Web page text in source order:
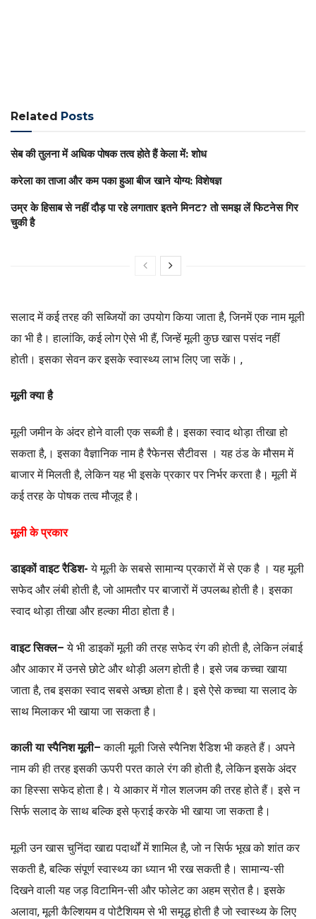
Related Posts
सेब की तुलना में अधिक पोषक तत्व होते हैं केला में: शोध
करेला का ताजा और कम पका हुआ बीज खाने योग्य: विशेषज्ञ
उम्र के हिसाब से नहीं दौड़ पा रहे लगातार इतने मिनट? तो समझ लें फिटनेस गिर
चुकी है
सलाद में कई तरह की सब्जियों का उपयोग किया जाता है, जिनमें एक नाम मूली
का भी है। हालांकि, कई लोग ऐसे भी हैं, जिन्हें मूली कुछ खास पसंद नहीं
होती। इसका सेवन कर इसके स्वास्थ्य लाभ लिए जा सकें। ,
मूली क्या है
मूली जमीन के अंदर होने वाली एक सब्जी है। इसका स्वाद थोड़ा तीखा हो
सकता है,। इसका वैज्ञानिक नाम है रैफेनस सैटीवस । यह ठंड के मौसम में
बाजार में मिलती है, लेकिन यह भी इसके प्रकार पर निर्भर करता है। मूली में
कई तरह के पोषक तत्व मौजूद है।
मूली के प्रकार
डाइकों वाइट रैडिश-ये मूली के सबसे सामान्य प्रकारों में से एक है । यह मूली
सफेद और लंबी होती है, जो आमतौर पर बाजारों में उपलब्ध होती है। इसका
स्वाद थोड़ा तीखा और हल्का मीठा होता है।
वाइट सिक्ल–ये भी डाइकों मूली की तरह सफेद रंग की होती है, लेकिन लंबाई
और आकार में उनसे छोटे और थोड़ी अलग होती है। इसे जब कच्चा खाया
जाता है, तब इसका स्वाद सबसे अच्छा होता है। इसे ऐसे कच्चा या सलाद के
साथ मिलाकर भी खाया जा सकता है।
काली या स्पैनिश मूली–काली मूली जिसे स्पैनिश रैडिश भी कहते हैं। अपने
नाम की ही तरह इसकी ऊपरी परत काले रंग की होती है, लेकिन इसके अंदर
का हिस्सा सफेद होता है। ये आकार में गोल शलजम की तरह होते हैं। इसे न
सिर्फ सलाद के साथ बल्कि इसे फ्राई करके भी खाया जा सकता है।
मूली उन खास चुनिंदा खाद्य पदार्थों में शामिल है, जो न सिर्फ भूख को शांत कर
सकती है, बल्कि संपूर्ण स्वास्थ्य का ध्यान भी रख सकती है। सामान्य-सी
दिखने वाली यह जड़ विटामिन-सी और फोलेट का अहम स्रोत है। इसके
अलावा, मूली कैल्शियम व पोटैशियम से भी समृद्ध होती है जो स्वास्थ्य के लिए